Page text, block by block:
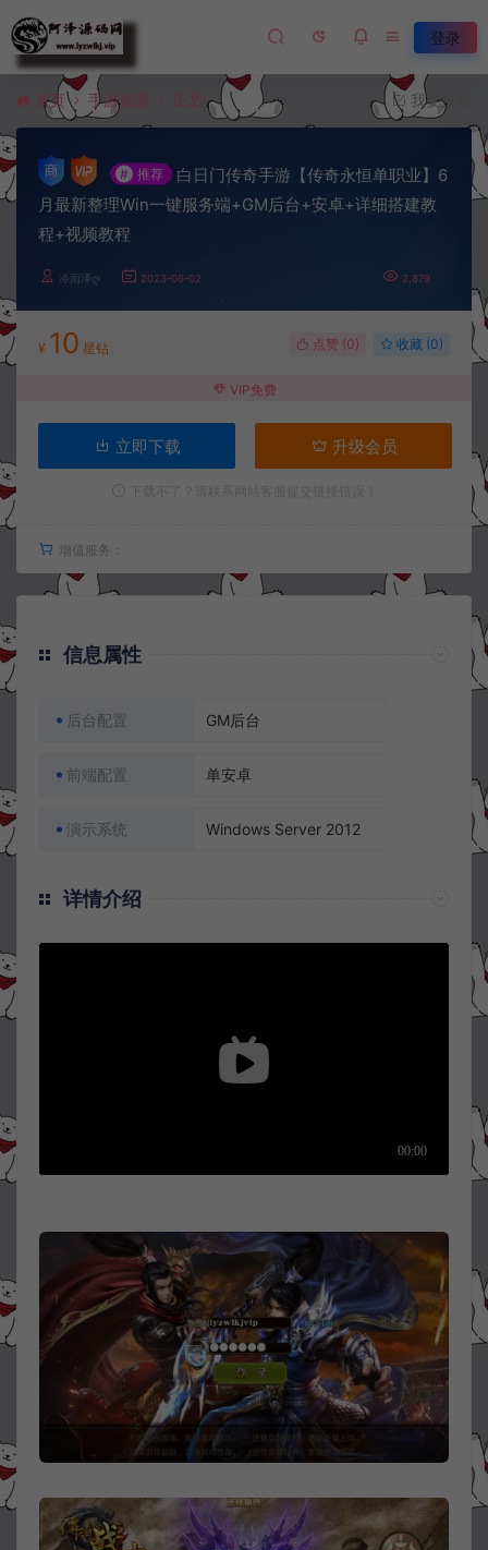
登录
首页 手游资源 正文 我要投稿
# 推荐
白日门传奇手游【传奇永恒单职业】6
月最新整理Win一键服务端+GM后台+安卓+详细搭建教
程+视频教程
冷雨泽ღ 2023-06-02 2,879
¥ 10 星钻 点赞 (0) 收藏 (0)
VIP免费
立即下载 升级会员
增值服务：
信息属性
后台配置 GM后台
前端配置 单安卓
演示系统 Windows Server 2012
详情介绍